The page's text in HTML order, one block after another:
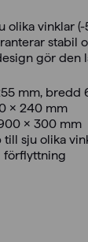
vinklar
gör den
mm,
x 240 mm
x 300 mm
sju olika
förflyttning